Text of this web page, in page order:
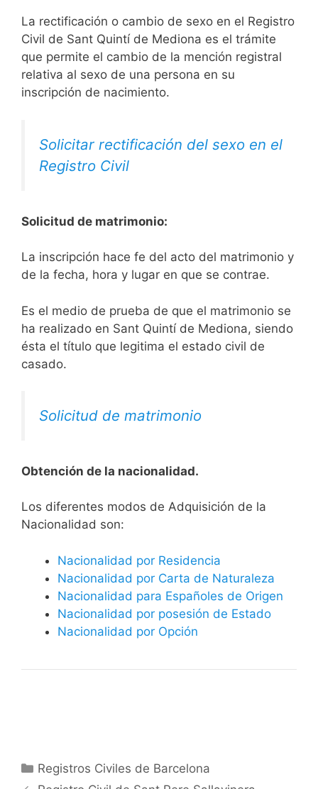
La rectificación o cambio de sexo en el Registro
Civil de Sant Quintí de Mediona es el trámite
que permite el cambio de la mención registral
relativa al sexo de una persona en su
inscripción de nacimiento.
Solicitar rectificación del sexo en el
Registro Civil
Solicitud de matrimonio:
La inscripción hace fe del acto del matrimonio y
de la fecha, hora y lugar en que se contrae.
Es el medio de prueba de que el matrimonio se
ha realizado en Sant Quintí de Mediona, siendo
ésta el título que legitima el estado civil de
casado.
Solicitud de matrimonio
Obtención de la nacionalidad.
​​​Los diferentes modos de Adquisición de la
Nacionalidad son:
Nacionalidad por Residencia
Nacionalidad por Carta de Naturaleza
Nacionalidad para Españoles de Origen
Nacionalidad por posesión de Estado
Nacionalidad por Opción
Categorías
Registros Civiles de Barcelona